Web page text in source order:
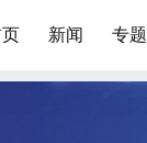
新闻 专题